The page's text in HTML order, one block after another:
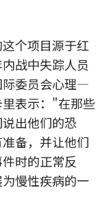
个项目源于红
战中失踪人员
际委员会心理—
表示："在那些
出他们的恐
备，并让他们
时的正常反
慢性疾病的一